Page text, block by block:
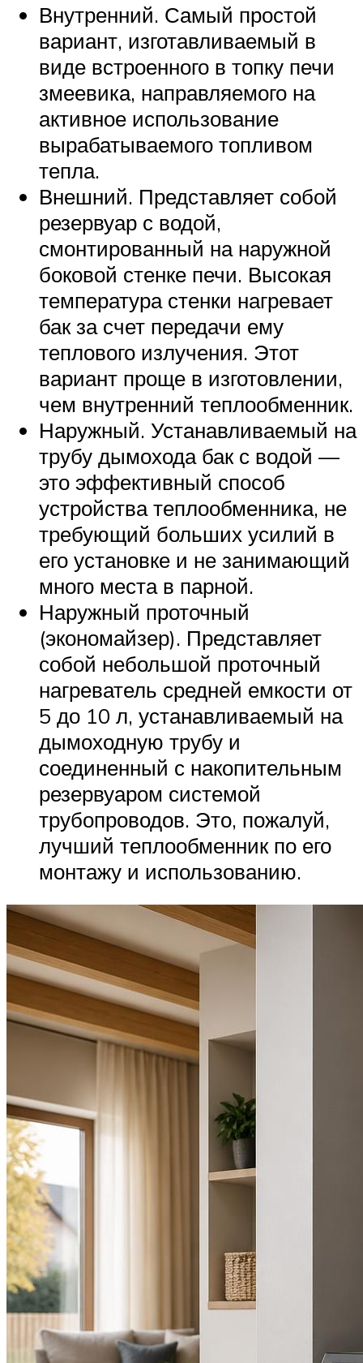
Внутренний. Самый простой
вариант, изготавливаемый в
виде встроенного в топку печи
змеевика, направляемого на
активное использование
вырабатываемого топливом
тепла.
Внешний. Представляет собой
резервуар с водой,
смонтированный на наружной
боковой стенке печи. Высокая
температура стенки нагревает
бак за счет передачи ему
теплового излучения. Этот
вариант проще в изготовлении,
чем внутренний теплообменник.
Наружный. Устанавливаемый на
трубу дымохода бак с водой —
это эффективный способ
устройства теплообменника, не
требующий больших усилий в
его установке и не занимающий
много места в парной.
Наружный проточный
(экономайзер). Представляет
собой небольшой проточный
нагреватель средней емкости от
5 до 10 л, устанавливаемый на
дымоходную трубу и
соединенный с накопительным
резервуаром системой
трубопроводов. Это, пожалуй,
лучший теплообменник по его
монтажу и использованию.